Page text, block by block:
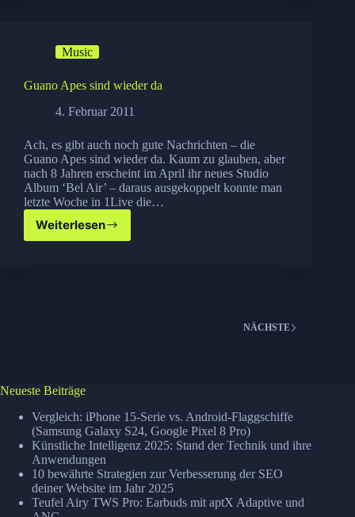
Schule
Music
Guano Apes sind wieder da
4. Februar 2011
Ach, es gibt auch noch gute Nachrichten – die
Guano Apes sind wieder da. Kaum zu glauben, aber
nach 8 Jahren erscheint im April ihr neues Studio
Album ‘Bel Air’ – daraus ausgekoppelt konnte man
letzte Woche in 1Live die…
Weiterlesen
Guano
NÄCHSTE
Neueste Beiträge
Vergleich: iPhone 15-Serie vs. Android-Flaggschiffe
(Samsung Galaxy S24, Google Pixel 8 Pro)
Künstliche Intelligenz 2025: Stand der Technik und ihre
Anwendungen
10 bewährte Strategien zur Verbesserung der SEO
deiner Website im Jahr 2025
Teufel Airy TWS Pro: Earbuds mit aptX Adaptive und